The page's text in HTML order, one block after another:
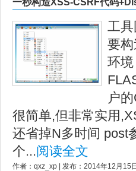
一秒构造XSS-CSRF代码
工
要
环
户
很简单,但非常实用
还省掉N多时间 post
个...阅读全文
作者：qxz_xp | 发布：2014年12月15